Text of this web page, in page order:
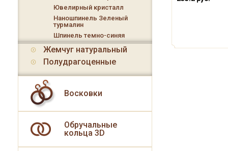
Ювелирный кристалл
Наношпинель Зеленый
турмалин
Шпинель темно-синяя
Жемчуг натуральный
Полудрагоценные
Восковки
Обручальные
кольца 3D